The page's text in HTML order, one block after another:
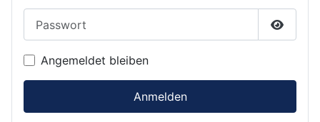
Angemeldet bleiben
Anmelden